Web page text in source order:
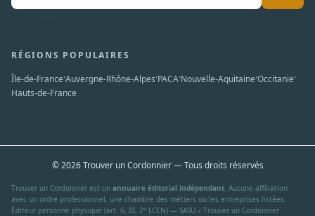
RÉGIONS POPULAIRES
Île-de-France·Auvergne-Rhône-Alpes·PACA·Nouvelle-Aquitaine·Occitanie·
Hauts-de-France
© 2026 Trouver un Cordonnier — Tous droits réservés
Trouver un Cordonnier est un annuaire éditorial indépendant. Aucune affiliation
avec un ordre professionnel, une chambre des métiers ou les entreprises listées.
Éditeur personne physique (art. 6, III, 2° LCEN) — SASU « Trouver un Cordonnier